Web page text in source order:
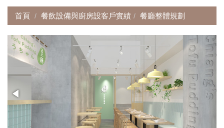
首頁 餐飲設備與廚房設客戶實績 餐廳整體規劃